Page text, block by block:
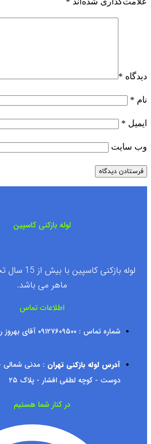
دیدگاه *
نام *
ایمیل *
وب‌ سایت
لوله بازکنی کاسپین
لوله بازکنی
ماهر می باشد.
اطلاعات تماس
شماره تماس : ۰۹۱۲۷۶۰۹۵۰۰ آقای بهروز رجبی
آدرس لوله بازکنی تهران : مدنی
دوست - کوچه لطفی افشار - پلاک ۲۵
در کنار شما هستیم